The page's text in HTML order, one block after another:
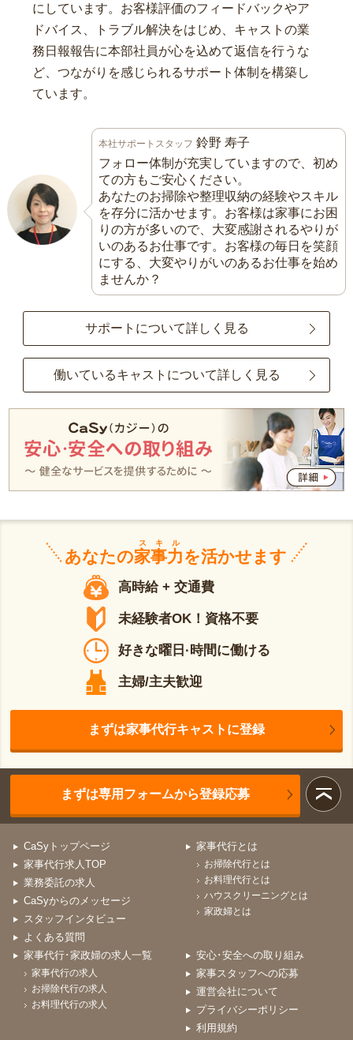
にしています。お客様評価のフィードバックやア
ドバイス、トラブル解決をはじめ、キャストの業
務日報報告に本部社員が心を込めて返信を行うな
ど、つながりを感じられるサポート体制を構築し
ています。
本社サポートスタッフ 鈴野 寿子
フォロー体制が充実していますので、初め
ての方もご安心ください。
あなたのお掃除や整理収納の経験やスキル
を存分に活かせます。お客様は家事にお困
りの方が多いので、大変感謝されるやりが
いのあるお仕事です。お客様の毎日を笑顔
にする、大変やりがいのあるお仕事を始め
ませんか？
サポートについて詳しく見る
働いているキャストについて詳しく見る
あなたの家事力
スキル
を活かせます
高時給 + 交通費
未経験者OK！資格不要
好きな曜日·時間に働ける
主婦/主夫歓迎
まずは家事代行キャストに登録
まずは専用フォームから登録応募
CaSyトップページ
家事代行求人TOP
業務委託の求人
CaSyからのメッセージ
スタッフインタビュー
よくある質問
家事代行とは
お掃除代行とは
お料理代行とは
ハウスクリーニングとは
家政婦とは
家事代行･家政婦の求人一覧
家事代行の求人
お掃除代行の求人
お料理代行の求人
安心･安全への取り組み
家事スタッフへの応募
運営会社について
プライバシーポリシー
利用規約